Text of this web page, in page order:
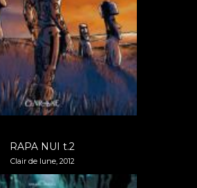
RAPA NUI t.2
Clair de lune, 2012